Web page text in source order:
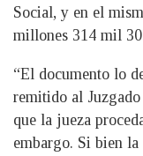
Social, y en el
millones 314 mil
“El documento lo
remitido al
que la jueza
embargo. Si bien